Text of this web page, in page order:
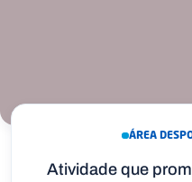
ÁREA
Atividade que